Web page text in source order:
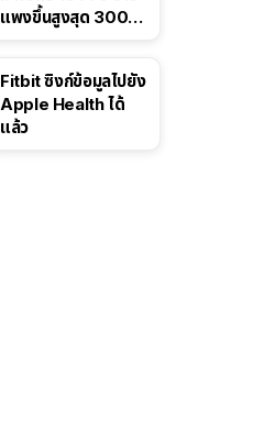
แพงขึ้นสูงสุด 300
Fitbit ซิงก์ข้อมูลไปยัง
Apple Health ได้
แล้ว